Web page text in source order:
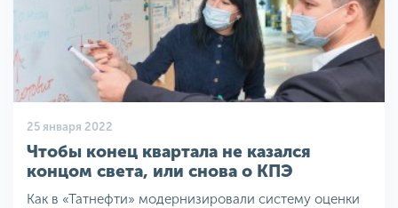
25 января 2022
Чтобы конец квартала не казался
концом света, или снова о КПЭ
Как в «Татнефти» модернизировали систему оценки